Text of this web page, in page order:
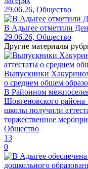
29.06.26, Общество
В Адыгее отметили
29.06.26, Общество
Другие материалы
Выпускники
о среднем общем
В Районном
Шовгеновского района
школы получили
торжественное
Общество
13
0